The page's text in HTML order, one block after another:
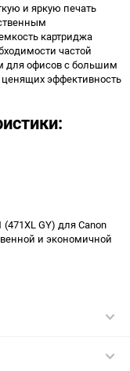
и яркую печать
картриджа
частой
для офисов с большим
эффективность
GY) для Canon
и экономичной